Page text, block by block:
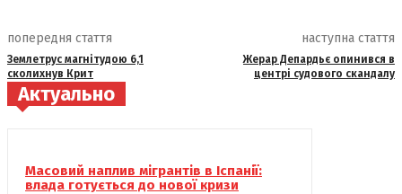
попередня стаття
Землетрус магнітудою 6,1
сколихнув Крит
наступна стаття
Жерар Депардьє опинився в
центрі судового скандалу
Актуально
Масовий наплив мігрантів в Іспанії:
влада готується до нової кризи